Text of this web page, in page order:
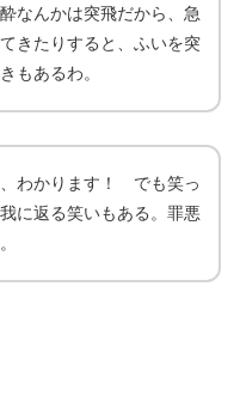
なんかは突飛だから、急
きたりすると、ふいを突
もあるわ。
わかります！ でも笑っ
に返る笑いもある。罪悪